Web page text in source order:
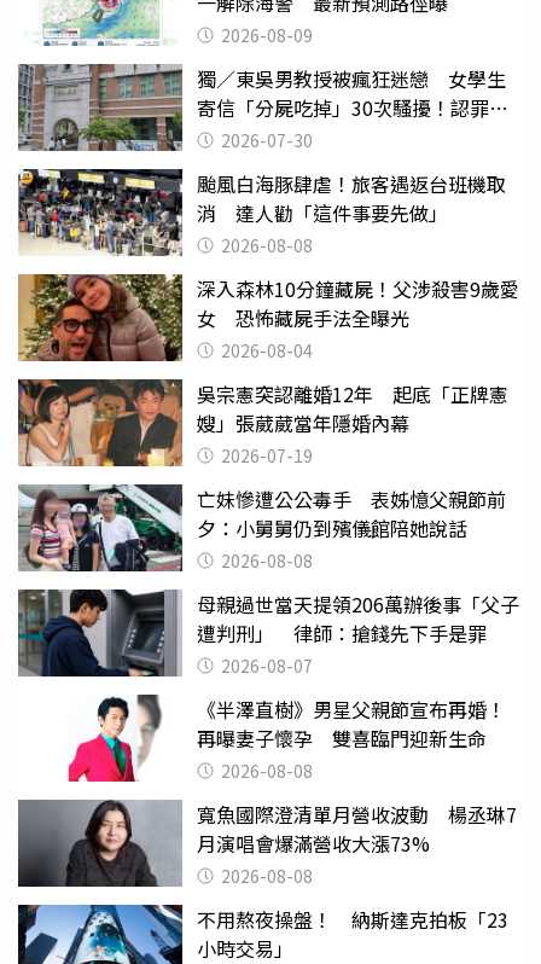
2026-08-09
獨／東吳男教授被瘋狂迷戀 女學生
寄信「分屍吃掉」30次騷擾！認罪免
關 2026-07-30
颱風白海豚肆虐！旅客遇返台班機取
消 達人勸「這件事要先做」
2026-08-08
深入森林10分鐘藏屍！父涉殺害9歲愛
女 恐怖藏屍手法全曝光
2026-08-04
吳宗憲突認離婚12年 起底「正牌憲
嫂」張葳葳當年隱婚內幕
2026-07-19
亡妹慘遭公公毒手 表姊憶父親節前
夕：小舅舅仍到殯儀館陪她說話
2026-08-08
母親過世當天提領206萬辦後事「父子
遭判刑」 律師：搶錢先下手是罪
2026-08-07
《半澤直樹》男星父親節宣布再婚！
再曝妻子懷孕 雙喜臨門迎新生命
2026-08-08
寬魚國際澄清單月營收波動 楊丞琳7
月演唱會爆滿營收大漲73%
2026-08-08
不用熬夜操盤！ 納斯達克拍板「23
小時交易」